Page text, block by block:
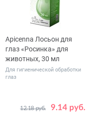
Apicenna Лосьон для
глаз «Росинка» для
животных, 30 мл
Для гигиенической обработки
глаз
9.14 руб.
12.18 руб.